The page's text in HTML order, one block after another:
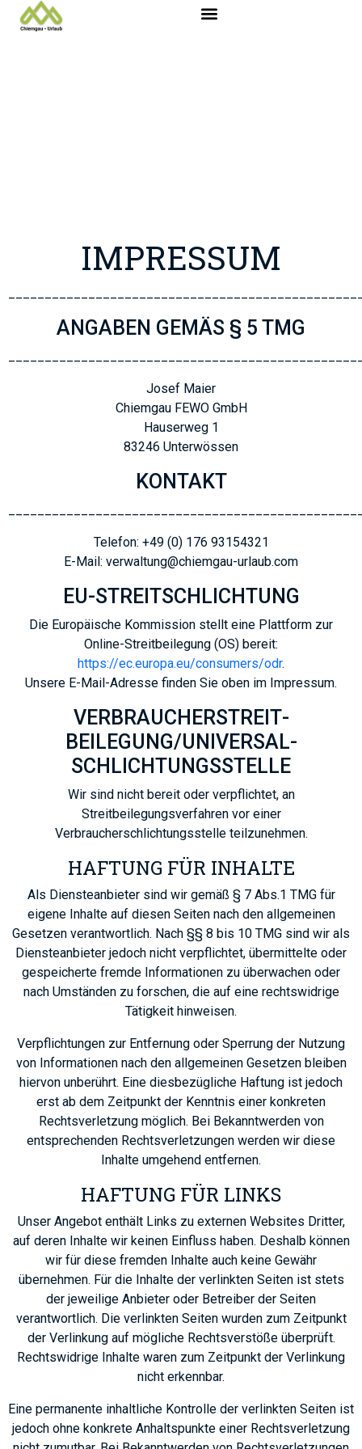
IMPRESSUM
ANGABEN GEMÄS § 5 TMG
Josef Maier
Chiemgau FEWO GmbH
Hauserweg 1
83246 Unterwössen
KONTAKT
Telefon: +49 (0) 176 93154321
E-Mail: verwaltung@chiemgau-urlaub.com
EU-STREITSCHLICHTUNG
Die Europäische Kommission stellt eine Plattform zur
Online-Streitbeilegung (OS) bereit:
https://ec.europa.eu/consumers/odr.
Unsere E-Mail-Adresse finden Sie oben im Impressum.
VERBRAUCHER­STREIT­
BEILEGUNG/UNIVERSAL­
SCHLICHTUNGS­STELLE
Wir sind nicht bereit oder verpflichtet, an
Streitbeilegungsverfahren vor einer
Verbraucherschlichtungsstelle teilzunehmen.
HAFTUNG FÜR INHALTE
Als Diensteanbieter sind wir gemäß § 7 Abs.1 TMG für
eigene Inhalte auf diesen Seiten nach den allgemeinen
Gesetzen verantwortlich. Nach §§ 8 bis 10 TMG sind wir als
Diensteanbieter jedoch nicht verpflichtet, übermittelte oder
gespeicherte fremde Informationen zu überwachen oder
nach Umständen zu forschen, die auf eine rechtswidrige
Tätigkeit hinweisen.
Verpflichtungen zur Entfernung oder Sperrung der Nutzung
von Informationen nach den allgemeinen Gesetzen bleiben
hiervon unberührt. Eine diesbezügliche Haftung ist jedoch
erst ab dem Zeitpunkt der Kenntnis einer konkreten
Rechtsverletzung möglich. Bei Bekanntwerden von
entsprechenden Rechtsverletzungen werden wir diese
Inhalte umgehend entfernen.
HAFTUNG FÜR LINKS
Unser Angebot enthält Links zu externen Websites Dritter,
auf deren Inhalte wir keinen Einfluss haben. Deshalb können
wir für diese fremden Inhalte auch keine Gewähr
übernehmen. Für die Inhalte der verlinkten Seiten ist stets
der jeweilige Anbieter oder Betreiber der Seiten
verantwortlich. Die verlinkten Seiten wurden zum Zeitpunkt
der Verlinkung auf mögliche Rechtsverstöße überprüft.
Rechtswidrige Inhalte waren zum Zeitpunkt der Verlinkung
nicht erkennbar.
Eine permanente inhaltliche Kontrolle der verlinkten Seiten ist
jedoch ohne konkrete Anhaltspunkte einer Rechtsverletzung